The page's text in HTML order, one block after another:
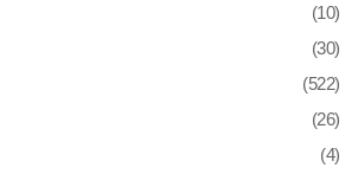
(10)
(30)
(522)
(26)
(4)